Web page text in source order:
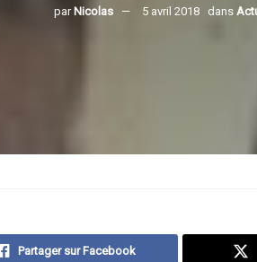
par Nicolas 5 avril 2018 dans
Partager sur Facebook